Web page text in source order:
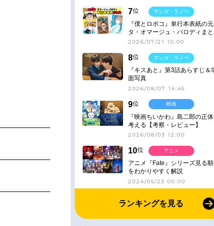
7位
『僕とロボコ』単行本表紙の
タ・オマージュ・パロディま
2026/07/21 10:00
マンガ・ラノベ
8位
『キスあと』第3話あらすじ＆
面写真
2026/08/07 14:45
マンガ・ラノベ
9位
『映画ちいかわ』島二郎の正
考える【考察・レビュー】
2026/08/03 12:00
映画
10位
アニメ『Fate』シリーズ見る
をわかりやすく解説
2024/05/23 00:00
アニメ
ランキングを見る